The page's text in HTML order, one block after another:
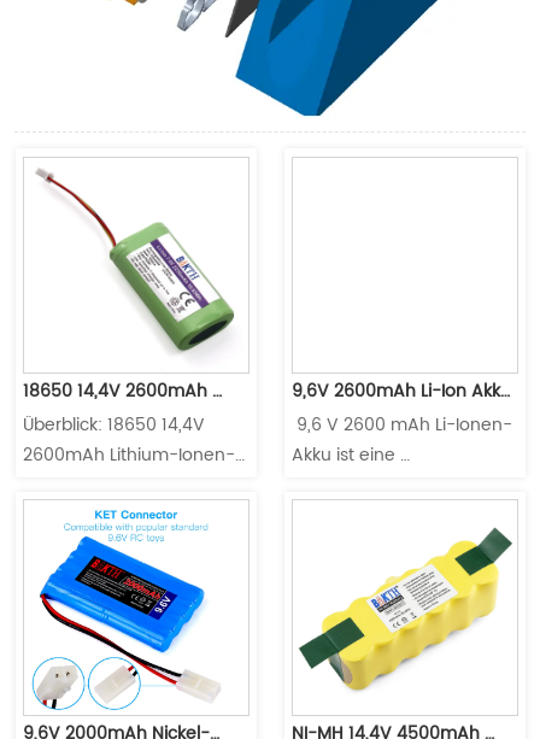
18650 14,4V 2600mAh
Lithium Ion Akku Pack
Roboter Staubsauger Akku
Ersatz für Staubsauger
Überblick: 18650 14,4V
2600mAh Lithium-Ionen-
verbreitete Hochleistungs-
Ersatzstromlösung für
Roboterstaubsauger, die
eine stabile
Spannungsabgabe und
eine verlängerte
Reinigungslaufzeit bietet
und sich besonders für
9,6V 2600mAh Li-Ion Akku
Ersatz Kompatibel mit
Roboterstaubsaugern
‌ 9,6 V 2600 mAh Li-Ionen-
Akku ist eine
Staubsaugerroboter
entwickelt wurde und eine
verlängerte Laufzeit und
zuverlässige Leistung für
ununterbrochene
Reinigungssitzungen